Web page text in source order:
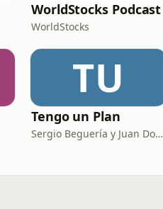
WorldStocks Podcast
WorldStocks
TU
Tengo un Plan
Sergio Beguería y Juan Domínguez